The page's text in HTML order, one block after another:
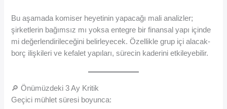
Bu aşamada komiser heyetinin yapacağı mali analizler;
şirketlerin bağımsız mı yoksa entegre bir finansal yapı içinde
mi değerlendirileceğini belirleyecek. Özellikle grup içi alacak-
borç ilişkileri ve kefalet yapıları, sürecin kaderini etkileyebilir.
🔎 Önümüzdeki 3 Ay Kritik
Geçici mühlet süresi boyunca: